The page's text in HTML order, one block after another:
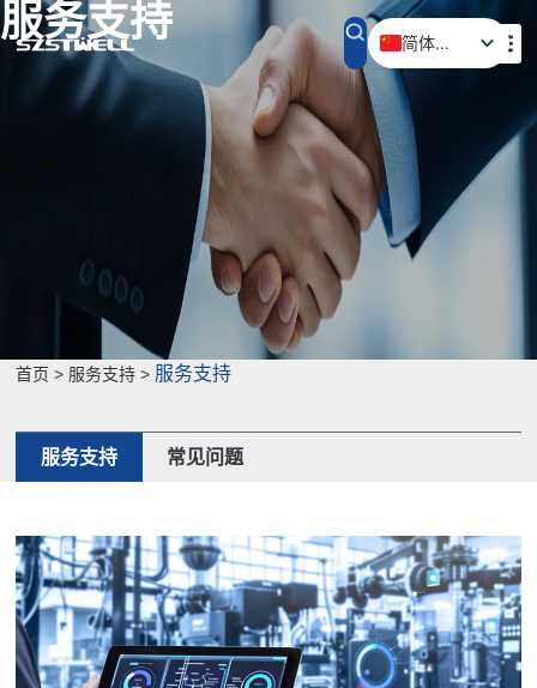
简体中文
English (UK)
服务支持
首页 > 服务支持 > 服务支持
服务支持 常见问题